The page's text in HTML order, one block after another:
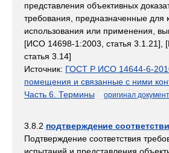
представления объективных
требования, предназначенные для
использования или применения,
[ИСО 14698-1:2003, статья 3.1.21],
статья 3.14]
Источник: ГОСТ Р ИСО 14644-6-
помещения и связанные с ними
Часть 6. Термины
оригинал
3.8.2 подтверждение
Подтверждение соответствия